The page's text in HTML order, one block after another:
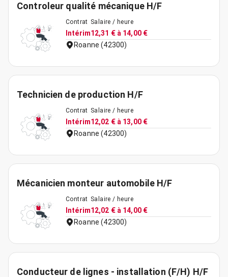
Controleur qualité mécanique H/F
Contrat
Intérim
Salaire / heure
12,31 € à 14,00 €
Roanne (42300)
Technicien de production H/F
Contrat
Intérim
Salaire / heure
12,02 € à 13,00 €
Roanne (42300)
Mécanicien monteur automobile H/F
Contrat
Intérim
Salaire / heure
12,02 € à 14,00 €
Roanne (42300)
Conducteur de lignes - installation (F/H) H/F